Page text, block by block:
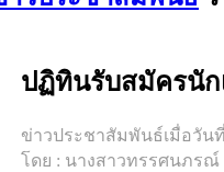
ปฏิทินรับสมัครนัก
ข่าวประชาสัมพันธ์เมื่อวันที่
โดย : นางสาวทรรศนภรณ์